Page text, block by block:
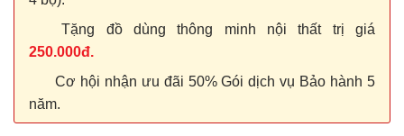
Tặng đồ dùng thông minh nội thất trị giá
250.000đ.
Cơ hội nhận ưu đãi 50% Gói dịch vụ Bảo hành 5
năm.